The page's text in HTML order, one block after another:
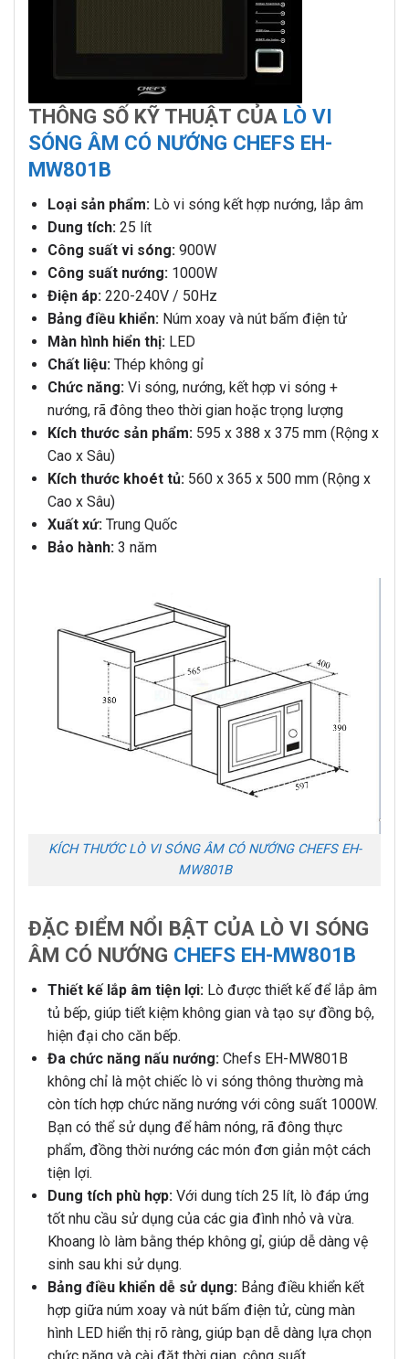
THÔNG SỐ KỸ THUẬT CỦA LÒ VI
SÓNG ÂM CÓ NƯỚNG CHEFS EH-
MW801B
Loại sản phẩm:Lò vi sóng kết hợp nướng, lắp âm
Dung tích:25 lít
Công suất vi sóng:900W
Công suất nướng:1000W
Điện áp:220-240V / 50Hz
Bảng điều khiển:Núm xoay và nút bấm điện tử
Màn hình hiển thị:LED
Chất liệu:Thép không gỉ
Chức năng:Vi sóng, nướng, kết hợp vi sóng +
nướng, rã đông theo thời gian hoặc trọng lượng
Kích thước sản phẩm:595 x 388 x 375 mm (Rộng x
Cao x Sâu)
Kích thước khoét tủ:560 x 365 x 500 mm (Rộng x
Cao x Sâu)
Xuất xứ:Trung Quốc
Bảo hành:3 năm
KÍCH THƯỚC LÒ VI SÓNG ÂM CÓ NƯỚNG CHEFS EH-
MW801B
ĐẶC ĐIỂM NỔI BẬT CỦA LÒ VI SÓNG
ÂM CÓ NƯỚNG CHEFS EH-MW801B
Thiết kế lắp âm tiện lợi:Lò được thiết kế để lắp âm
tủ bếp, giúp tiết kiệm không gian và tạo sự đồng bộ,
hiện đại cho căn bếp.
Đa chức năng nấu nướng:Chefs EH-MW801B
không chỉ là một chiếc lò vi sóng thông thường mà
còn tích hợp chức năng nướng với công suất 1000W.
Bạn có thể sử dụng để hâm nóng, rã đông thực
phẩm, đồng thời nướng các món đơn giản một cách
tiện lợi.
Dung tích phù hợp:Với dung tích 25 lít, lò đáp ứng
tốt nhu cầu sử dụng của các gia đình nhỏ và vừa.
Khoang lò làm bằng thép không gỉ, giúp dễ dàng vệ
sinh sau khi sử dụng.
Bảng điều khiển dễ sử dụng:Bảng điều khiển kết
hợp giữa núm xoay và nút bấm điện tử, cùng màn
hình LED hiển thị rõ ràng, giúp bạn dễ dàng lựa chọn